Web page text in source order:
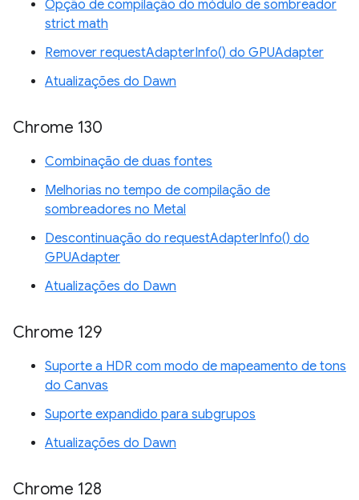
Opção de compilação do módulo de sombreador
strict math
Remover requestAdapterInfo() do GPUAdapter
Atualizações do Dawn
Chrome 130
Combinação de duas fontes
Melhorias no tempo de compilação de
sombreadores no Metal
Descontinuação do requestAdapterInfo() do
GPUAdapter
Atualizações do Dawn
Chrome 129
Suporte a HDR com modo de mapeamento de tons
do Canvas
Suporte expandido para subgrupos
Atualizações do Dawn
Chrome 128